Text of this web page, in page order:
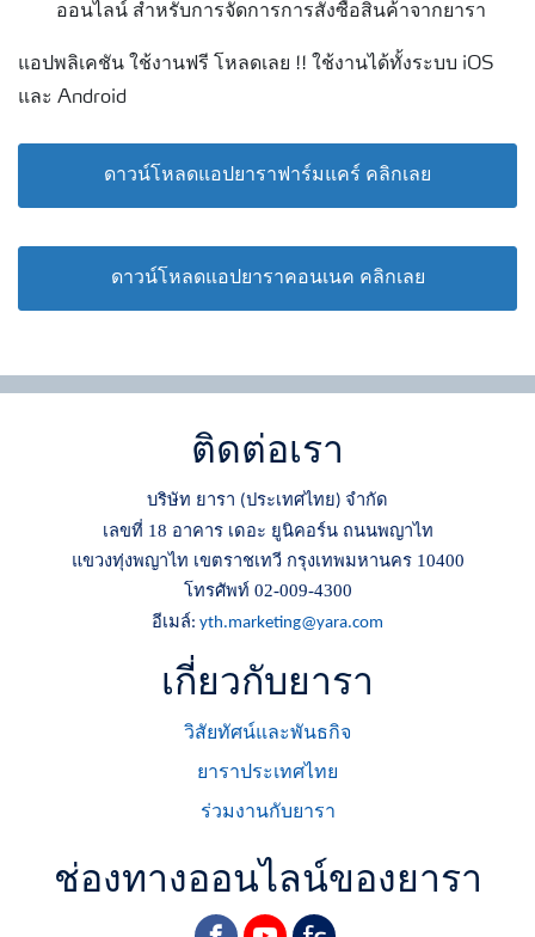
ออนไลน์ สำหรับการจัดการการสั่งซื้อสินค้าจากยารา
แอปพลิเคชัน ใช้งานฟรี โหลดเลย !! ใช้งานได้ทั้งระบบ iOS
และ Android
ดาวน์โหลดแอปยาราฟาร์มแคร์ คลิกเลย
ดาวน์โหลดแอปยาราคอนเนค คลิกเลย
ติดต่อเรา
บริษัท ยารา (ประเทศไทย) จำกัด
เลขที่ 18 อาคาร เดอะ ยูนิคอร์น ถนนพญาไท
แขวงทุ่งพญาไท เขตราชเทวี กรุงเทพมหานคร 10400
โทรศัพท์ 02-009-4300
อีเมล์: yth.marketing@yara.com
เกี่ยวกับยารา
วิสัยทัศน์และพันธกิจ
ยาราประเทศไทย
ร่วมงานกับยารา
ช่องทางออนไลน์ของยารา
facebookyoutube
yara